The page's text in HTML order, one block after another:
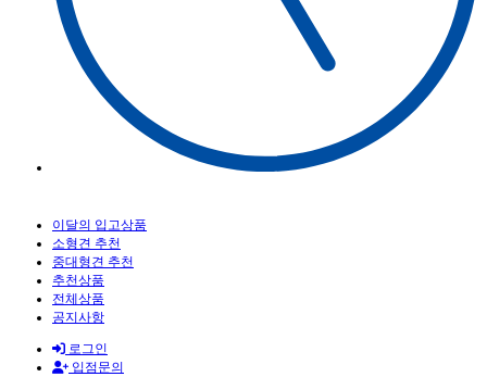
이달의 입고상품
소형견 추천
중대형견 추천
추천상품
전체상품
공지사항
로그인
입점문의